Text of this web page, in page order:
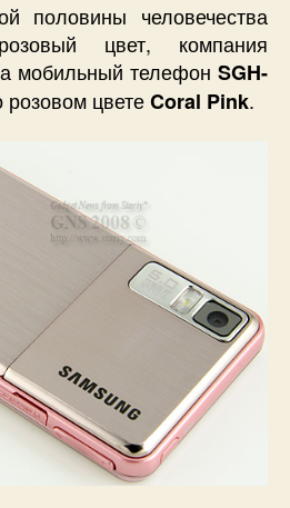
половины человечества
цвет, компания
мобильный телефон SGH-
цветеCoral Pink.